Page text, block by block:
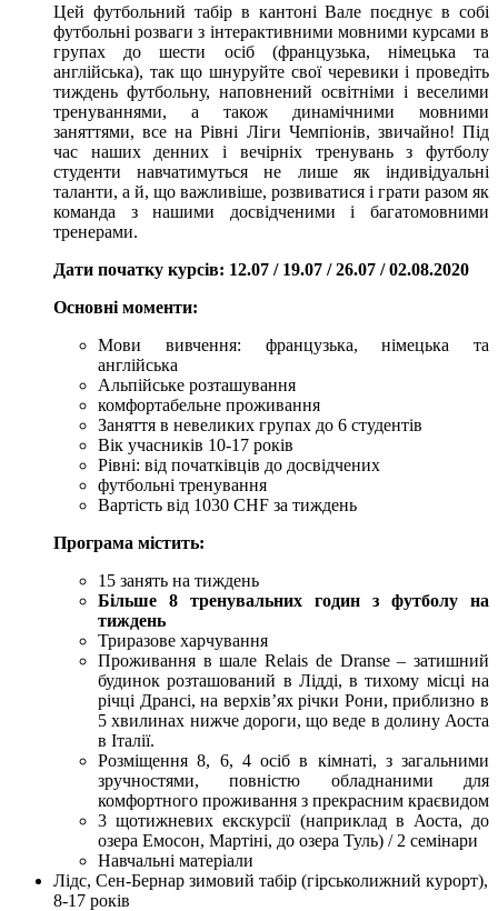
Цей футбольний табір в кантоні Вале поєднує в собі
футбольні розваги з інтерактивними мовними курсами в
групах до шести осіб (французька, німецька та
англійська), так що шнуруйте свої черевики і проведіть
тиждень футбольну, наповнений освітніми і веселими
тренуваннями, а також динамічними мовними
заняттями, все на Рівні Ліги Чемпіонів, звичайно! Під
час наших денних і вечірніх тренувань з футболу
студенти навчатимуться не лише як індивідуальні
таланти, а й, що важливіше, розвиватися і грати разом як
команда з нашими досвідченими і багатомовними
тренерами.
Дати початку курсів: 12.07 / 19.07 / 26.07 / 02.08.2020
Основні моменти:
Мови вивчення: французька, німецька та
англійська
Альпійське розташування
комфортабельне проживання
Заняття в невеликих групах до 6 студентів
Вік учасників 10-17 років
Рівні: від початківців до досвідчених
футбольні тренування
Вартість від 1030 CHF за тиждень
Програма містить:
15 занять на тиждень
Більше 8 тренувальних годин з футболу на
тиждень
Триразове харчування
Проживання в шале Relais de Dranse – затишний
будинок розташований в Лідді, в тихому місці на
річці Дрансі, на верхів’ях річки Рони, приблизно в
5 хвилинах нижче дороги, що веде в долину Аоста
в Італії.
Розміщення 8, 6, 4 осіб в кімнаті, з загальними
зручностями, повністю обладнаними для
комфортного проживання з прекрасним краєвидом
3 щотижневих екскурсії (наприклад в Аоста, до
озера Емосон, Мартіні, до озера Туль) / 2 семінари
Навчальні матеріали
Лідс, Сен-Бернар зимовий табір (гірськолижний курорт),
8-17 років